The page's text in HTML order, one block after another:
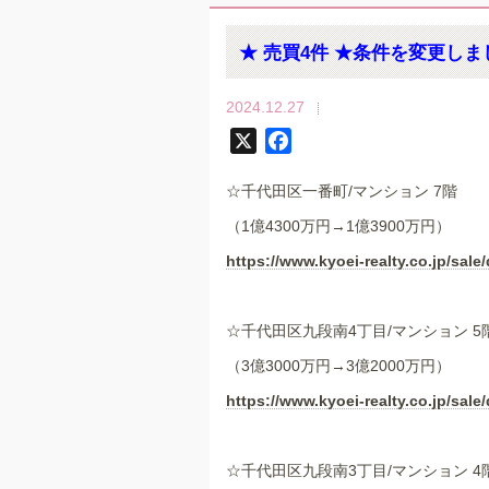
★ 売買4件 ★条件を変更しま
2024.12.27
c
e
o
k
☆千代田区一番町/マンション 7階
（1億4300万円→1億3900万円）
https://www.kyoei-realty.co.jp/sale/
☆千代田区九段南4丁目/マンション 5
（3億3000万円→3億2000万円）
https://www.kyoei-realty.co.jp/sale/
☆千代田区九段南3丁目/マンション 4